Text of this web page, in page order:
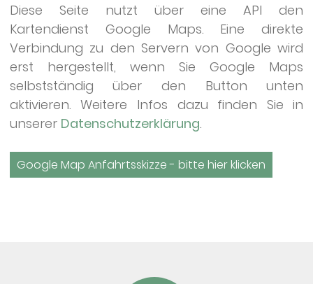
Diese Seite nutzt über eine API den
Kartendienst Google Maps. Eine direkte
Verbindung zu den Servern von Google wird
erst hergestellt, wenn Sie Google Maps
selbstständig über den Button unten
aktivieren. Weitere Infos dazu finden Sie in
unserer Datenschutzerklärung.
Google Map Anfahrtsskizze - bitte hier klicken